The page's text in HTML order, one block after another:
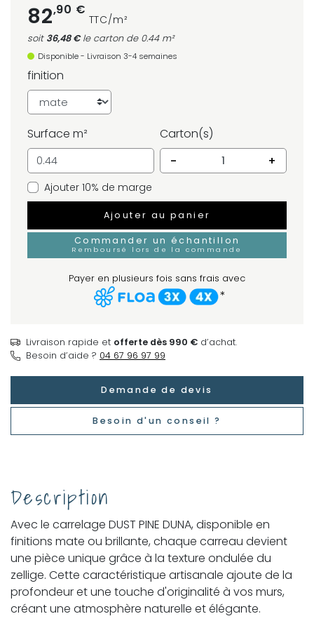
82,90 €
TTC/m²
soit 36,48 €le carton de 0.44 m²
Disponible - Livraison 3-4 semaines
finition
Surface m²
Carton(s)
-
+
Ajouter 10% de marge
Ajouter au panier
Commander un échantillon
Remboursé lors de la commande
Payer en plusieurs fois sans frais avec
*
Livraison rapide et offerte dès 990 € d’achat.
Besoin d’aide ? 04 67 96 97 99
Demande de devis
Besoin d'un conseil ?
Description
Avec le carrelage DUST PINE DUNA, disponible en
finitions mate ou brillante, chaque carreau devient
une pièce unique grâce à la texture ondulée du
zellige. Cette caractéristique artisanale ajoute de la
profondeur et une touche d'originalité à vos murs,
créant une atmosphère naturelle et élégante.